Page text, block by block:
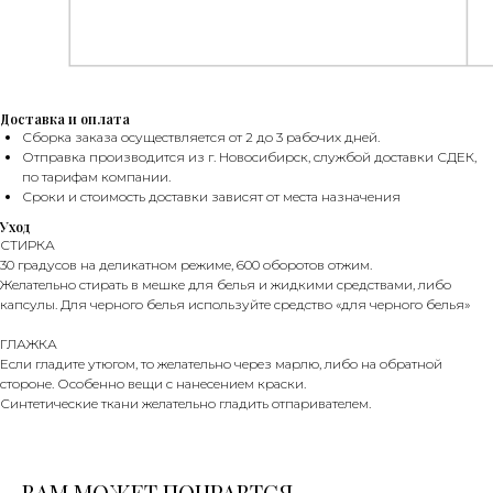
Доставка и оплата
Сборка заказа осуществляется от 2 до 3 рабочих дней.
Отправка производится из г. Новосибирск, службой доставки СДЕК,
по тарифам компании.
Сроки и стоимость доставки зависят от места назначения
Уход
СТИРКА
30 градусов на деликатном режиме, 600 оборотов отжим.
Желательно стирать в мешке для белья и жидкими средствами, либо
капсулы. Для черного белья используйте средство «для черного белья»
ГЛАЖКА
Если гладите утюгом, то желательно через марлю, либо на обратной
стороне. Особенно вещи с нанесением краски.
Синтетические ткани желательно гладить отпаривателем.
БОНУСЫ